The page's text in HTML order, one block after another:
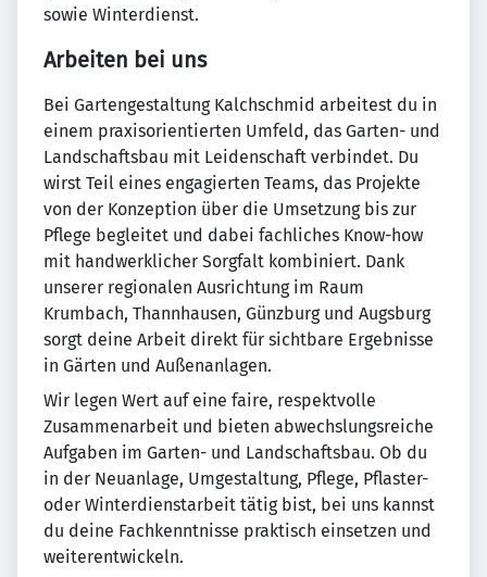
sowie Winterdienst.
Arbeiten bei uns
Bei Gartengestaltung Kalchschmid arbeitest du in
einem praxisorientierten Umfeld, das Garten- und
Landschaftsbau mit Leidenschaft verbindet. Du
wirst Teil eines engagierten Teams, das Projekte
von der Konzeption über die Umsetzung bis zur
Pflege begleitet und dabei fachliches Know-how
mit handwerklicher Sorgfalt kombiniert. Dank
unserer regionalen Ausrichtung im Raum
Krumbach, Thannhausen, Günzburg und Augsburg
sorgt deine Arbeit direkt für sichtbare Ergebnisse
in Gärten und Außenanlagen.
Wir legen Wert auf eine faire, respektvolle
Zusammenarbeit und bieten abwechslungsreiche
Aufgaben im Garten- und Landschaftsbau. Ob du
in der Neuanlage, Umgestaltung, Pflege, Pflaster-
oder Winterdienstarbeit tätig bist, bei uns kannst
du deine Fachkenntnisse praktisch einsetzen und
weiterentwickeln.